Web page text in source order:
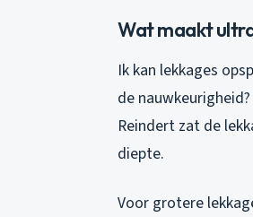
Wat maakt
Ik kan lekkages
de
Reindert zat de
diepte.
Voor grotere